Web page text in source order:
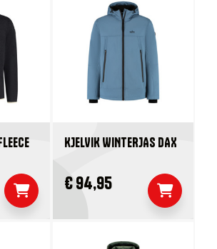
KJELVIK WINTERJAS DAX
€ 94,95